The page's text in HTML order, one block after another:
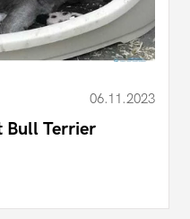
06.11.2023
Bull Terrier